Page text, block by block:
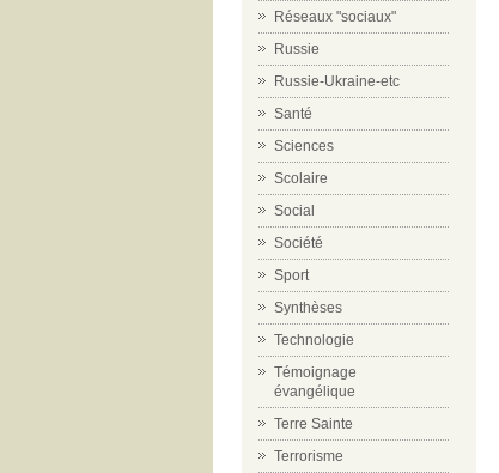
Réseaux "sociaux"
Russie
Russie-Ukraine-etc
Santé
Sciences
Scolaire
Social
Société
Sport
Synthèses
Technologie
Témoignage
évangélique
Terre Sainte
Terrorisme